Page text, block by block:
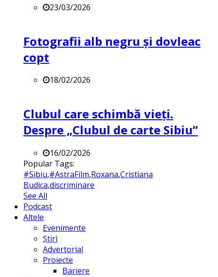
23/03/2026
Fotografii alb negru și dovleac
copt
18/02/2026
Clubul care schimbă vieți.
Despre „Clubul de carte Sibiu”
16/02/2026
Popular Tags:
#Sibiu,#AstraFilm,Roxana,Cristiana
Budica,discriminare
See All
Podcast
Altele
Evenimente
Știri
Advertorial
Proiecte
Bariere